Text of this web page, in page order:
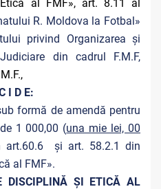
al FMF», art. 8.11 al
R. Moldova la Fotbal»
privind Organizarea și
din cadrul F.M.F,
I D E:
formă de amendă pentru
1 000,00 (una mie lei, 00
art.60.6 și art. 58.2.1 din
al FMF».
DISCIPLINĂ ȘI ETICĂ AL